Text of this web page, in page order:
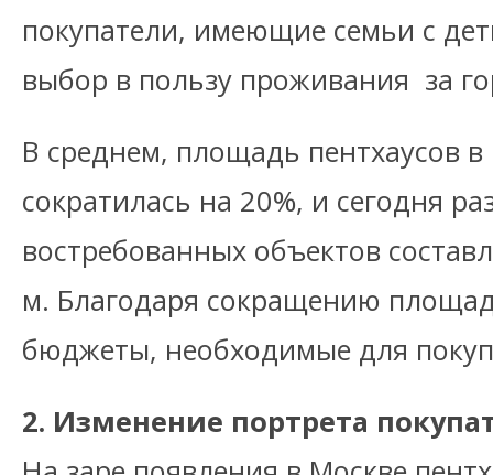
покупатели, имеющие семьи с
выбор в пользу проживания за
В среднем, площадь пентхаусов в
сократилась на 20%, и сегодня
востребованных объектов
м. Благодаря сокращению
бюджеты, необходимые для
2. Изменение портрета